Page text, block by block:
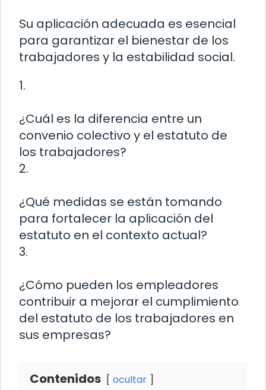
Su aplicación adecuada es esencial
para garantizar el bienestar de los
trabajadores y la estabilidad social.
1.
¿Cuál es la diferencia entre un
convenio colectivo y el estatuto de
los trabajadores?
2.
¿Qué medidas se están tomando
para fortalecer la aplicación del
estatuto en el contexto actual?
3.
¿Cómo pueden los empleadores
contribuir a mejorar el cumplimiento
del estatuto de los trabajadores en
sus empresas?
Contenidos ocultar